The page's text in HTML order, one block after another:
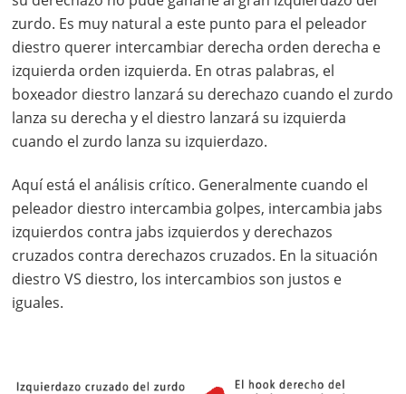
zurdo. Es muy natural a este punto para el peleador
diestro querer intercambiar derecha orden derecha e
izquierda orden izquierda. En otras palabras, el
boxeador diestro lanzará su derechazo cuando el zurdo
lanza su derecha y el diestro lanzará su izquierda
cuando el zurdo lanza su izquierdazo.
Aquí está el análisis crítico. Generalmente cuando el
peleador diestro intercambia golpes, intercambia jabs
izquierdos contra jabs izquierdos y derechazos
cruzados contra derechazos cruzados. En la situación
diestro VS diestro, los intercambios son justos e
iguales.